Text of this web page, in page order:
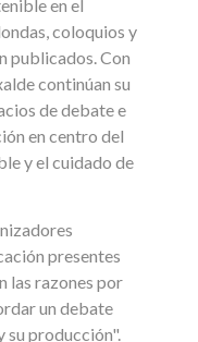
en el
coloquios y
publicados. Con
continúan su
de debate e
en centro del
y el cuidado de
presentes
las razones por
un debate
su producción".